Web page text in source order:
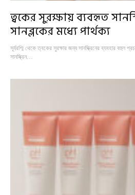
ত্বকের সুরক্ষায় ব্যবহৃত
সানব্লকের মধ্যে পার্থক্য
সূর্যরশ্মি থেকে ত্বকের সুরক্ষার জন্য সানস্ক্রিনের ব্যবহার বহুল
সানস্ক্রিন…